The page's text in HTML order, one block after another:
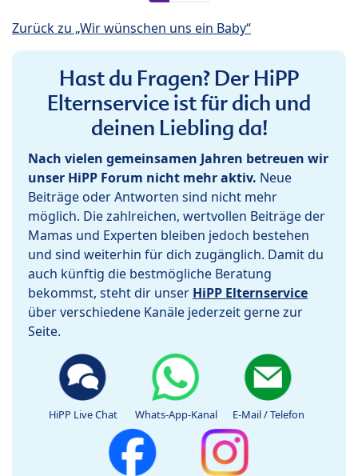
Zurück zu „Wir wünschen uns ein Baby“
Hast du Fragen? Der HiPP
Elternservice ist für dich und
deinen Liebling da!
Nach vielen gemeinsamen Jahren betreuen wir
unser HiPP Forum nicht mehr aktiv. Neue
Beiträge oder Antworten sind nicht mehr
möglich. Die zahlreichen, wertvollen Beiträge der
Mamas und Experten bleiben jedoch bestehen
und sind weiterhin für dich zugänglich. Damit du
auch künftig die bestmögliche Beratung
bekommst, steht dir unser HiPP Elternservice
über verschiedene Kanäle jederzeit gerne zur
Seite.
HiPP Live Chat Whats-App-Kanal E-Mail / Telefon